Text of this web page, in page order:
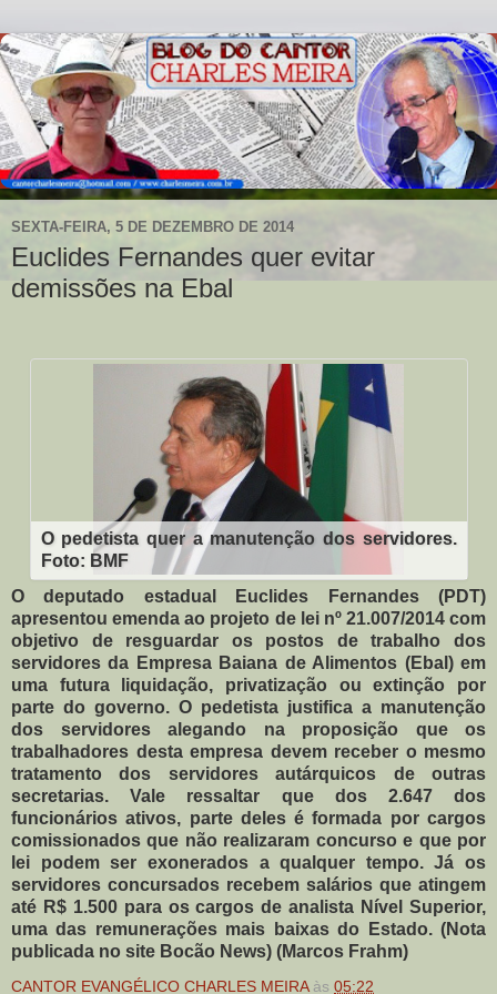
SEXTA-FEIRA, 5 DE DEZEMBRO DE 2014
Euclides Fernandes quer evitar
demissões na Ebal
O pedetista quer a manutenção dos servidores.
Foto: BMF
O deputado estadual Euclides Fernandes (PDT)
apresentou emenda ao projeto de lei nº 21.007/2014 com
objetivo de resguardar os postos de trabalho dos
servidores da Empresa Baiana de Alimentos (Ebal) em
uma futura liquidação, privatização ou extinção por
parte do governo. O pedetista justifica a manutenção
dos servidores alegando na proposição que os
trabalhadores desta empresa devem receber o mesmo
tratamento dos servidores autárquicos de outras
secretarias. Vale ressaltar que dos 2.647 dos
funcionários ativos, parte deles é formada por cargos
comissionados que não realizaram concurso e que por
lei podem ser exonerados a qualquer tempo. Já os
servidores concursados recebem salários que atingem
até R$ 1.500 para os cargos de analista Nível Superior,
uma das remunerações mais baixas do Estado. (Nota
publicada no site Bocão News) (Marcos Frahm)
CANTOR EVANGÉLICO CHARLES MEIRA às 05:22